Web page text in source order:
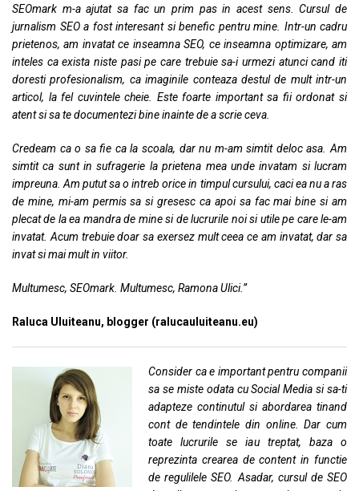
SEOmark m-a ajutat sa fac un prim pas in acest sens. Cursul de
jurnalism SEO a fost interesant si benefic pentru mine. Intr-un cadru
prietenos, am invatat ce inseamna SEO, ce inseamna optimizare, am
inteles ca exista niste pasi pe care trebuie sa-i urmezi atunci cand iti
doresti profesionalism, ca imaginile conteaza destul de mult intr-un
articol, la fel cuvintele cheie. Este foarte important sa fii ordonat si
atent si sa te documentezi bine inainte de a scrie ceva.
Credeam ca o sa fie ca la scoala, dar nu m-am simtit deloc asa. Am
simtit ca sunt in sufragerie la prietena mea unde invatam si lucram
impreuna. Am putut sa o intreb orice in timpul cursului, caci ea nu a ras
de mine, mi-am permis sa si gresesc ca apoi sa fac mai bine si am
plecat de la ea mandra de mine si de lucrurile noi si utile pe care le-am
invatat. Acum trebuie doar sa exersez mult ceea ce am invatat, dar sa
invat si mai mult in viitor.
Multumesc, SEOmark. Multumesc, Ramona Ulici.”
Raluca Uluiteanu, blogger (ralucauluiteanu.eu)
Consider ca e important pentru companii
sa se miste odata cu Social Media si sa-ti
adapteze continutul si abordarea tinand
cont de tendintele din online. Dar cum
toate lucrurile se iau treptat, baza o
reprezinta crearea de content in functie
de regulilele SEO. Asadar, cursul de SEO